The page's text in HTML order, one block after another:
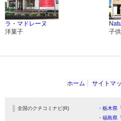
ラ・マドレーヌ
洋菓子
子
ホーム サイトマ
全国のクチコミナビ(R) ・栃木県
・福島県